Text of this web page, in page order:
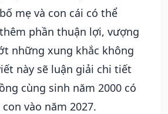
mẹ và con cái có thể
phần thuận lợi, vượng
những xung khắc không
này sẽ luận giải chi tiết
cùng sinh năm 2000 có
vào năm 2027.